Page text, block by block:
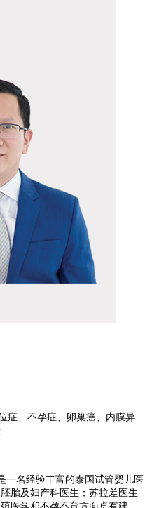
症、不孕症、卵巢癌、内膜异
一名经验丰富的泰国试管婴儿医
胎及妇产科医生；苏拉差医生